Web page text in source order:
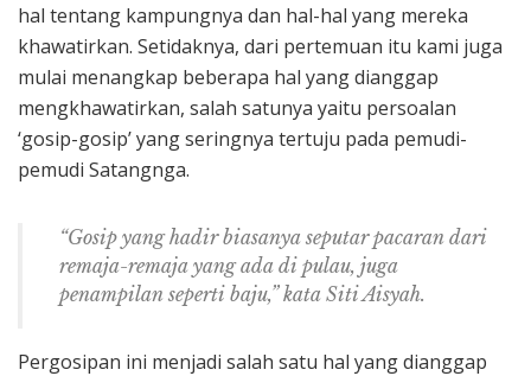
hal tentang kampungnya dan hal-hal yang mereka
khawatirkan. Setidaknya, dari pertemuan itu kami juga
mulai menangkap beberapa hal yang dianggap
mengkhawatirkan, salah satunya yaitu persoalan
‘gosip-gosip’ yang seringnya tertuju pada pemudi-
pemudi Satangnga.
“Gosip yang hadir biasanya seputar pacaran dari
remaja-remaja yang ada di pulau, juga
penampilan seperti baju,” kata Siti Aisyah.
Pergosipan ini menjadi salah satu hal yang dianggap